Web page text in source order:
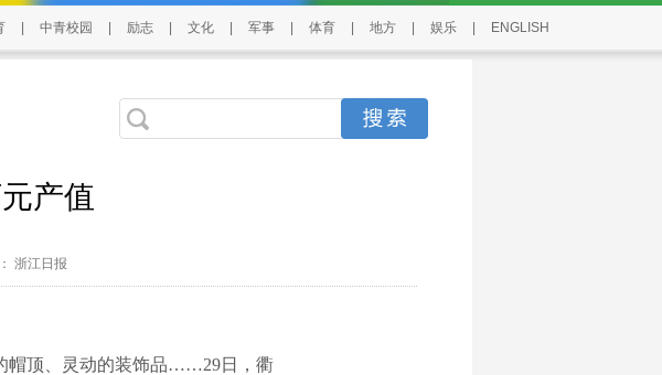
中青校园 励志 文化 军事 体育 地方 娱乐 ENGLISH
产值
浙江日报
顶、灵动的装饰品……29日，衢